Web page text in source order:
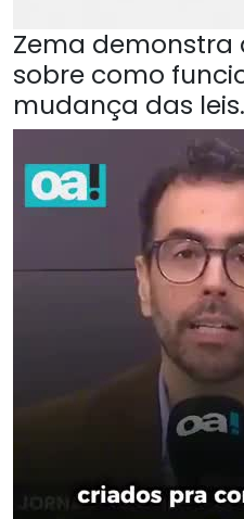
Zema
sobre como
mudança das